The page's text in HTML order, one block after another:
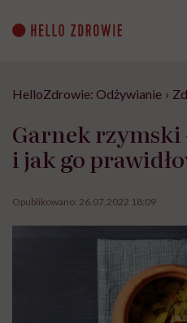
content
HelloZdrowie: Odżywianie ›
Garnek rzymski
i jak go
Opublikowano: 26.07.2022 18:09